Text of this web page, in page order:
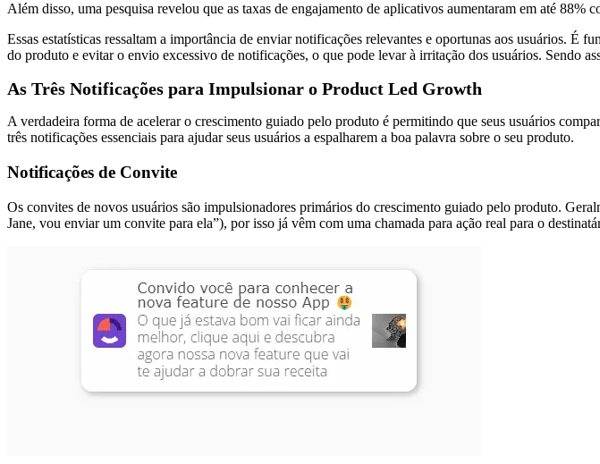
Além disso, uma pesquisa revelou que as taxas de engajamento de aplicativos aumentaram em até 88%
Essas estatísticas ressaltam a importância de enviar notificações relevantes e oportunas aos usuários.
do produto e evitar o envio excessivo de notificações, o que pode levar à irritação dos usuários. Sendo
As Três Notificações para Impulsionar o Product Led Growth
A verdadeira forma de acelerar o crescimento guiado pelo produto é permitindo que seus usuários
três notificações essenciais para ajudar seus usuários a espalharem a boa palavra sobre o seu produto.
Notificações de Convite
Os convites de novos usuários são impulsionadores primários do crescimento guiado pelo produto.
Jane, vou enviar um convite para ela”), por isso já vêm com uma chamada para ação real para o